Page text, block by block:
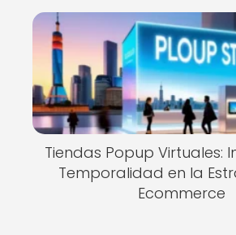
Tiendas Popup Virtuales:
Temporalidad en la
Ecommerce